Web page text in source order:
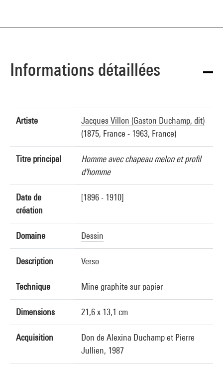
Informations détaillées
Artiste
Jacques Villon (Gaston Duchamp, dit)
(1875, France - 1963, France)
Titre principal
Homme avec chapeau melon et profil
d'homme
Date de
création
[1896 - 1910]
Domaine Dessin
Description Verso
Technique Mine graphite sur papier
Dimensions 21,6 x 13,1 cm
Acquisition
Don de Alexina Duchamp et Pierre
Jullien, 1987